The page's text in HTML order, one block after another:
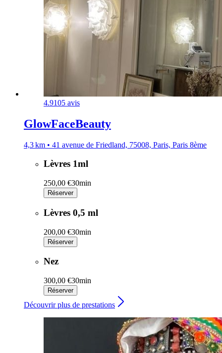
4.9105 avis
GlowFaceBeauty
4,3 km • 41 avenue de Friedland, 75008, Paris, Paris 8ème
Lèvres 1ml
250,00 €30min
Réserver
Lèvres 0,5 ml
200,00 €30min
Réserver
Nez
300,00 €30min
Réserver
Découvrir plus de prestations